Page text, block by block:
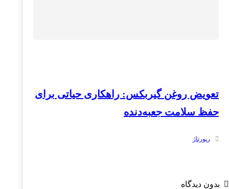
تعویض روغن گیربکس: راهکاری حیاتی برای
حفظ سلامت جعبه‌دنده
رپورتاژ
بدون دیدگاه